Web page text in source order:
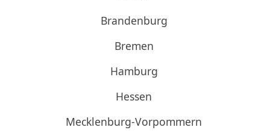
Brandenburg
Bremen
Hamburg
Hessen
Mecklenburg-Vorpommern